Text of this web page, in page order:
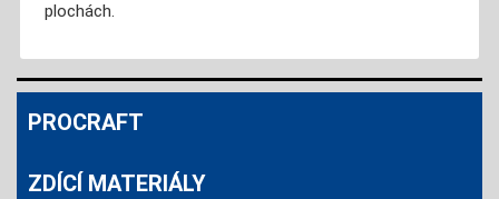
plochách.
PROCRAFT
ZDÍCÍ MATERIÁLY